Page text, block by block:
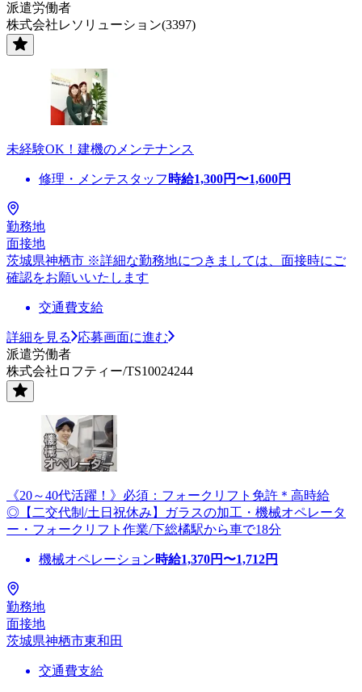
派遣労働者
株式会社レソリューション(3397)
未経験OK！建機のメンテナンス
修理・メンテスタッフ 時給1,300円〜1,600円
勤務地
面接地
茨城県神栖市 ※詳細な勤務地につきましては、面接時にご
確認をお願いいたします
交通費支給
詳細を見る
応募画面に進む
派遣労働者
株式会社ロフティー/TS10024244
《20～40代活躍！》必須：フォークリフト免許＊高時給
◎【二交代制/土日祝休み】ガラスの加工・機械オペレータ
ー・フォークリフト作業/下総橘駅から車で18分
機械オペレーション時給1,370円〜1,712円
勤務地
面接地
茨城県神栖市東和田
交通費支給